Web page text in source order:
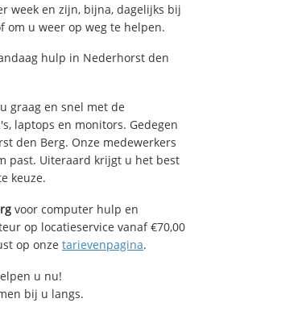
week en zijn, bijna, dagelijks bij
u weer op weg te helpen.
hulp in Nederhorst den
graag en snel met de
laptops en monitors. Gedegen
den Berg. Onze medewerkers
past. Uiteraard krijgt u het best
keuze.
voor computer hulp en
op locatieservice vanaf €70,00
op onze tarievenpagina.
u nu!
bij u langs.